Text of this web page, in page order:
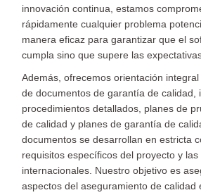
innovación continua, estamos
rápidamente cualquier problema
manera eficaz para garantizar que el
cumpla sino que supere las
Además, ofrecemos orientación
de documentos de garantía de calidad,
procedimientos detallados, planes de
de calidad y planes de garantía de
documentos se desarrollan en estricta
requisitos específicos del proyecto y las
internacionales. Nuestro objetivo es
aspectos del aseguramiento de calidad